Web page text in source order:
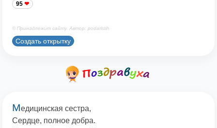
95
© Принадлежит сайту. Автор: podaristih
Создать открытку
Медицинская сестра,
Сердце, полное добра.